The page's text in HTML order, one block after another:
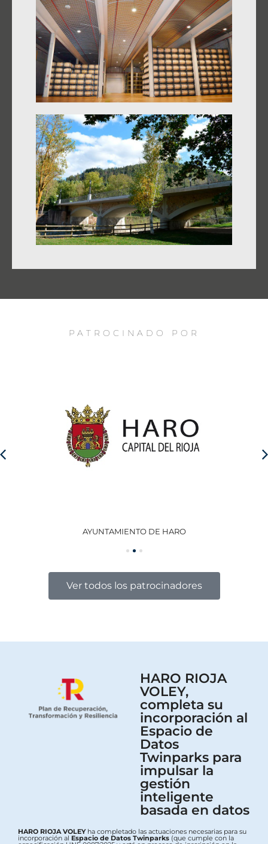
PATROCINADO POR
AYUNTAMIENTO DE HARO
Ver todos los patrocinadores
HARO RIOJA
VOLEY,
completa su
incorporación al
Espacio de
Datos
Twinparks para
impulsar la
gestión
inteligente
basada en datos
HARO RIOJA VOLEYha completado las actuaciones necesarias para su
incorporación al Espacio de Datos Twinparks (que cumple con la